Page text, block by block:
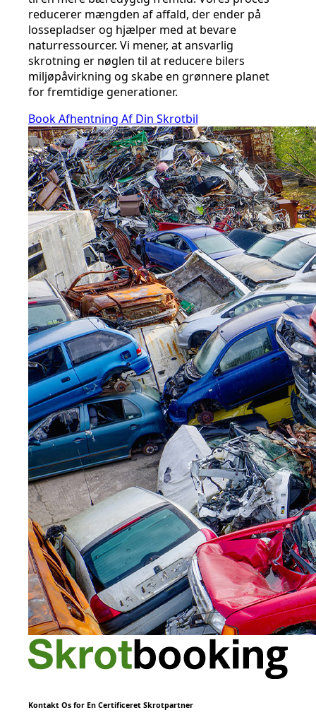
reducerer mængden af affald, der ender på
lossepladser og hjælper med at bevare
naturressourcer. Vi mener, at ansvarlig
skrotning er nøglen til at reducere bilers
miljøpåvirkning og skabe en grønnere planet
for fremtidige generationer.
Book Afhentning Af Din Skrotbil
Kontakt Os for En Certificeret Skrotpartner